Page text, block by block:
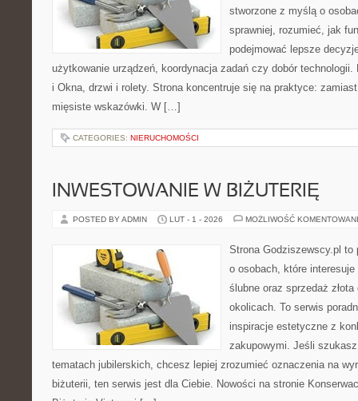
stworzone z myślą o
sprawniej, rozumieć, jak
podejmować lepsze
użytkowanie urządzeń, koordynacja zadań czy dobór technologii.
i Okna, drzwi i rolety. Strona koncentruje się na praktyce:
mięsiste wskazówki. W […]
CATEGORIES: NIERUCHOMOŚCI
INWESTOWANIE W BIŻUTERIĘ
POSTED BY ADMIN LUT - 1 - 2026 MOŻLIWOŚĆ
Strona Godziszewscy.pl
o osobach, które
ślubne oraz sprzedaż
okolicach. To serwis
inspiracje estetyczne z
zakupowymi. Jeśli
tematach jubilerskich, chcesz lepiej zrozumieć oznaczenia na
biżuterii, ten serwis jest dla Ciebie. Nowości na stronie